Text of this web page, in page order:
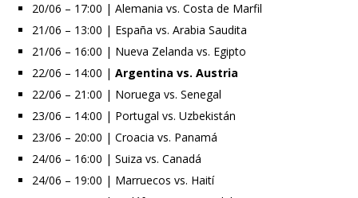
20/06 – 17:00 | Alemania vs. Costa de Marfil
21/06 – 13:00 | España vs. Arabia Saudita
21/06 – 16:00 | Nueva Zelanda vs. Egipto
22/06 – 14:00 | Argentina vs. Austria
22/06 – 21:00 | Noruega vs. Senegal
23/06 – 14:00 | Portugal vs. Uzbekistán
23/06 – 20:00 | Croacia vs. Panamá
24/06 – 16:00 | Suiza vs. Canadá
24/06 – 19:00 | Marruecos vs. Haití